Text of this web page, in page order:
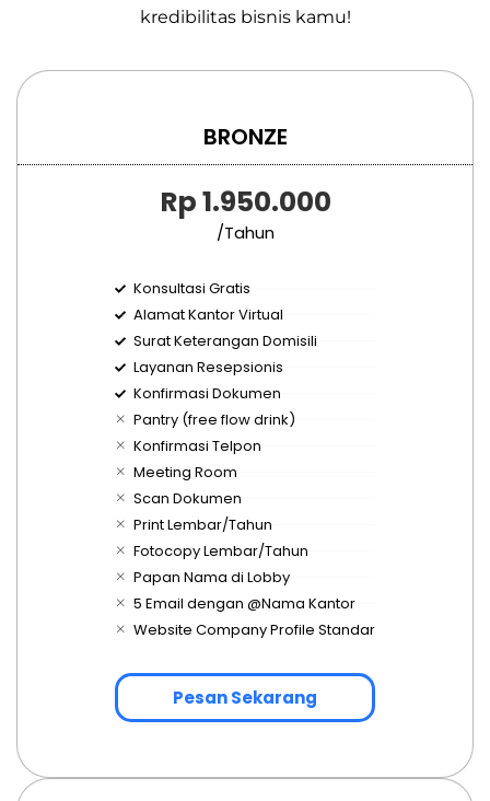
kredibilitas bisnis kamu!
BRONZE
Rp 1.950.000
/Tahun
Konsultasi Gratis
Alamat Kantor Virtual
Surat Keterangan Domisili
Layanan Resepsionis
Konfirmasi Dokumen
Pantry (free flow drink)
Konfirmasi Telpon
Meeting Room
Scan Dokumen
Print Lembar/Tahun
Fotocopy Lembar/Tahun
Papan Nama di Lobby
5 Email dengan @Nama Kantor
Website Company Profile Standar
Pesan Sekarang